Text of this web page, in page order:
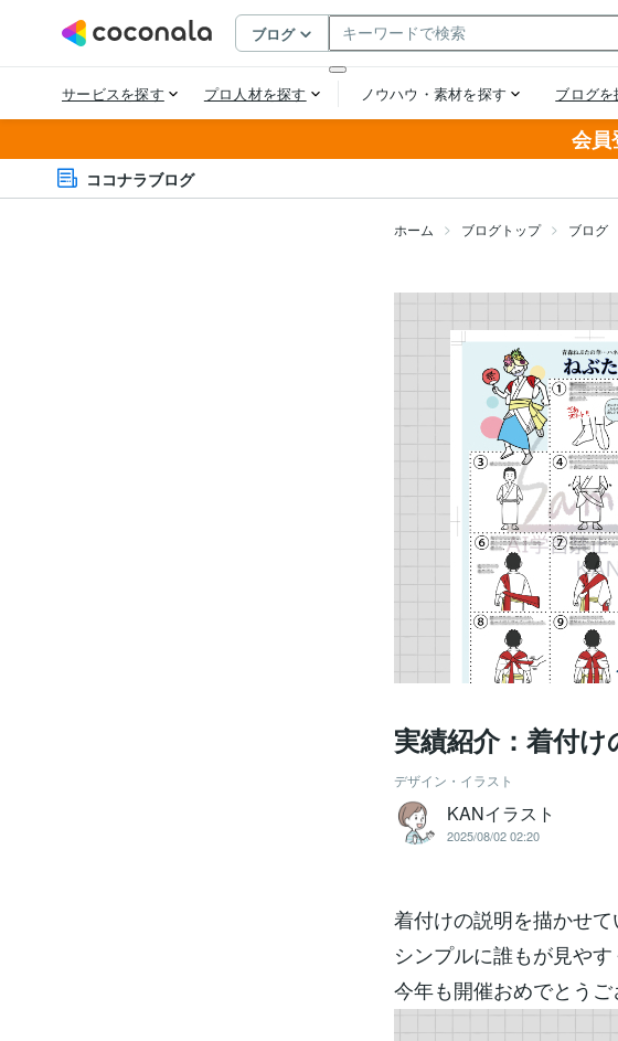
会員
ココナラブログ
ホーム ブログトップ ブログ
実績紹介：着付け
デザイン・イラスト
KANイラスト
2025/08/02 02:20
着付けの説明を描かせて
シンプルに誰もが見や
今年も開催おめでとうご